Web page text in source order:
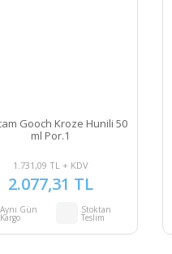
Gooch Kroze Hunili 50
ml Por.1
1.731,09 TL + KDV
2.077,31 TL
Aynı Gün
Kargo
Stoktan
Teslim